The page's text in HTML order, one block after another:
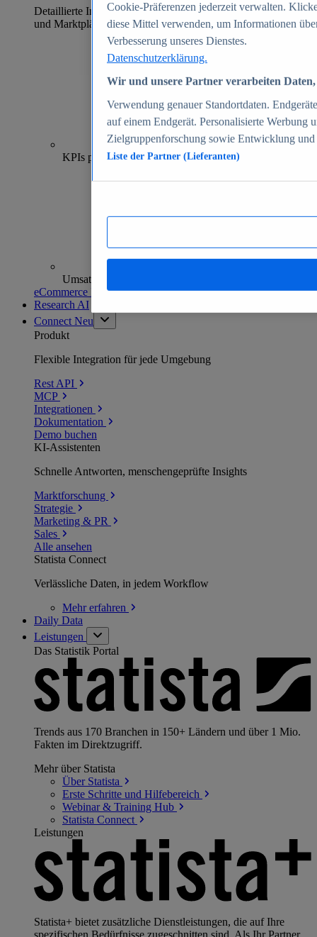
Detaillierte Informationen zu mehr als 39.000 Online-Shops
und Marktplätzen
70+
KPIs pro Shop
Umsatzanalysen und -prognosen
eCommerce Insights entdecken
Research AI
Connect Neu
Produkt
Flexible Integration für jede Umgebung
Rest API
MCP
Integrationen
Dokumentation
Demo buchen
KI-Assistenten
Schnelle Antworten, menschengeprüfte Insights
Marktforschung
Strategie
Marketing & PR
Sales
Alle ansehen
Statista Connect
Verlässliche Daten, in jedem Workflow
Mehrerfahren
Daily Data
Leistungen
Das Statistik Portal
Trends aus 170 Branchen in 150+ Ländern und über 1 Mio.
Fakten im Direktzugriff.
Mehr über Statista
Über Statista
Erste Schritte und Hilfebereich
Webinar & Training Hub
Statista Connect
Leistungen
Statista+ bietet zusätzliche Dienstleistungen, die auf Ihre
spezifischen Bedürfnisse zugeschnitten sind. Als Ihr Partner
Cookie-Präferenzen jederzeit verwalten.
diese Mittel verwenden, um Informationen
Verbesserung unseres Dienstes.
Datenschutzerklärung.
Wir und unsere Partner verarbeiten
Verwendung genauer Standortdaten.
auf einem Endgerät. Personalisierte Werbung
Zielgruppenforschung sowie Entwicklung
Liste der Partner (Lieferanten)